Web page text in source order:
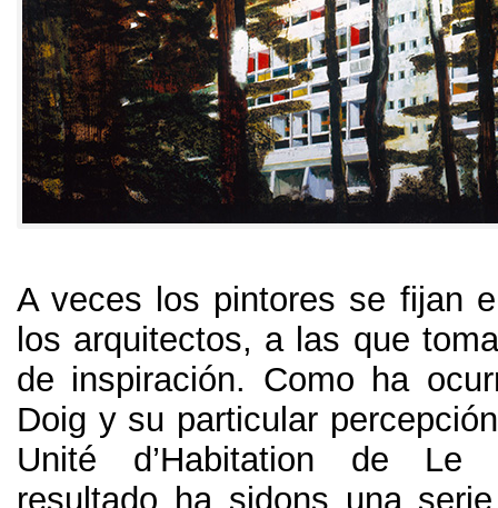
A veces los pintores se fijan
los arquitectos, a las que
de inspiración. Como ha
Doig y su particular
Unité d’Habitation de Le
resultado ha sidons una